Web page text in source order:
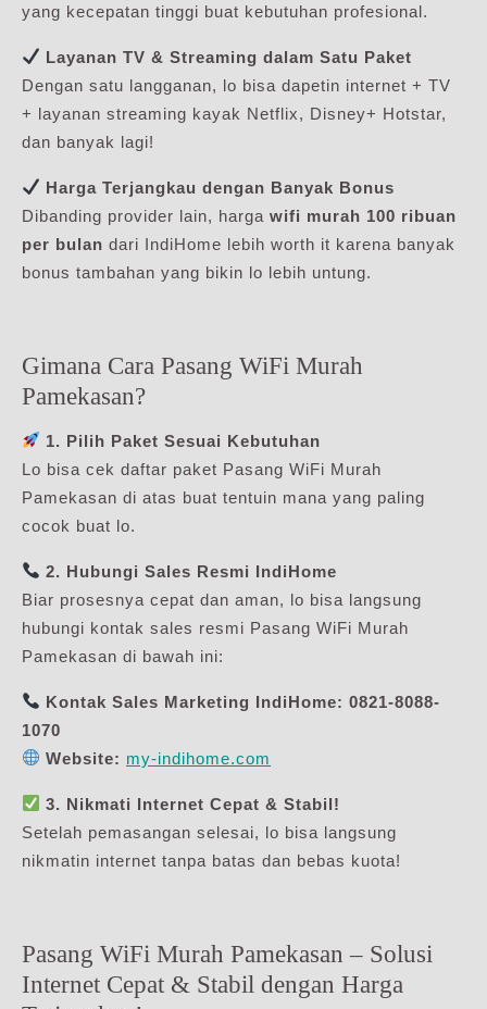
yang kecepatan tinggi buat kebutuhan profesional.
Layanan TV & Streaming dalam Satu Paket
Dengan satu langganan, lo bisa dapetin internet + TV
+ layanan streaming kayak Netflix, Disney+ Hotstar,
dan banyak lagi!
Harga Terjangkau dengan Banyak Bonus
Dibanding provider lain, harga wifi murah 100 ribuan
per bulan dari IndiHome lebih worth it karena banyak
bonus tambahan yang bikin lo lebih untung.
Gimana Cara Pasang WiFi Murah
Pamekasan?
1. Pilih Paket Sesuai Kebutuhan
Lo bisa cek daftar paket Pasang WiFi Murah
Pamekasan di atas buat tentuin mana yang paling
cocok buat lo.
2. Hubungi Sales Resmi IndiHome
Biar prosesnya cepat dan aman, lo bisa langsung
hubungi kontak sales resmi Pasang WiFi Murah
Pamekasan di bawah ini:
Kontak Sales Marketing IndiHome: 0821-8088-
1070
Website: my-indihome.com
3. Nikmati Internet Cepat & Stabil!
Setelah pemasangan selesai, lo bisa langsung
nikmatin internet tanpa batas dan bebas kuota!
Pasang WiFi Murah Pamekasan – Solusi
Internet Cepat & Stabil dengan Harga